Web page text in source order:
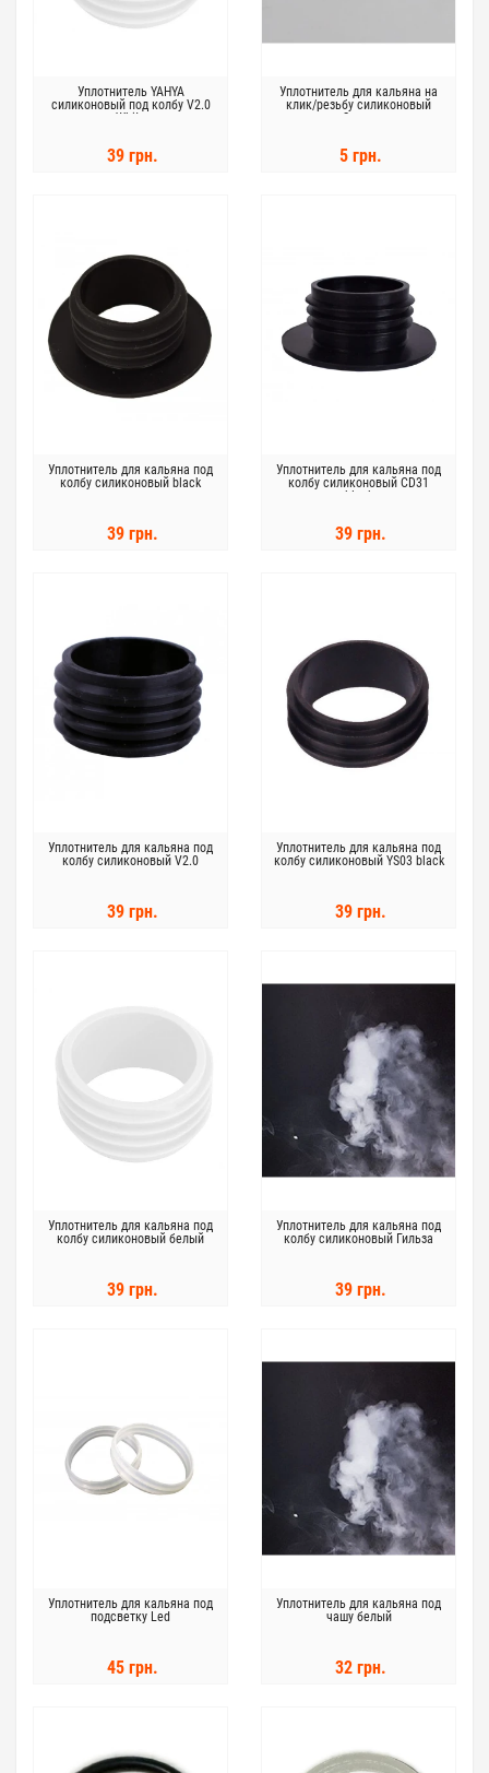
Уплотнитель YAHYA
силиконовый под колбу V2.0
White
39 грн.
Уплотнитель для кальяна на
клик/резьбу силиконовый
Screw
5 грн.
Уплотнитель для кальяна под
колбу силиконовый black
39 грн.
Уплотнитель для кальяна под
колбу силиконовый CD31
black
39 грн.
Уплотнитель для кальяна под
колбу силиконовый V2.0
39 грн.
Уплотнитель для кальяна под
колбу силиконовый YS03 black
39 грн.
Уплотнитель для кальяна под
колбу силиконовый белый
39 грн.
Уплотнитель для кальяна под
колбу силиконовый Гильза
39 грн.
Уплотнитель для кальяна под
подсветку Led
45 грн.
Уплотнитель для кальяна под
чашу белый
32 грн.